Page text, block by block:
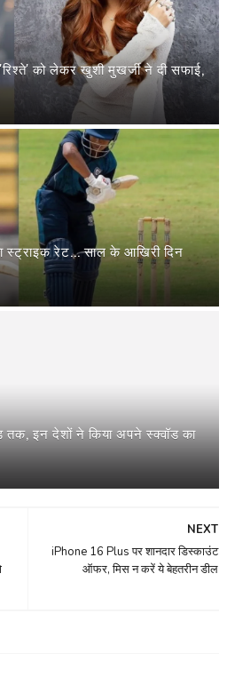
को लेकर खुशी मुखर्जी ने दी सफाई,
रेट... साल के आखिरी दिन
इन देशों ने किया अपने स्‍क्वॉड का
NEXT
iPhone 16 Plus पर शानदार डिस्काउंट
ऑफर, मिस न करें ये बेहतरीन डील